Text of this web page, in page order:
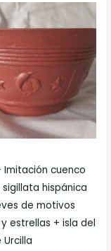
Imitación cuenco
hispánica
de motivos
estrellas + isla del
Urcilla